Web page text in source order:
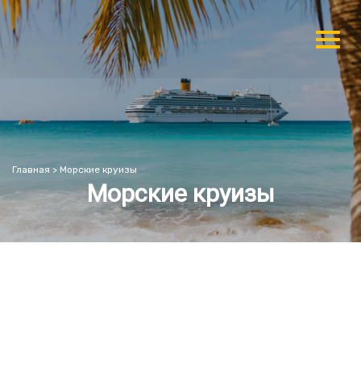
Главная > Морские круизы
Морские круизы